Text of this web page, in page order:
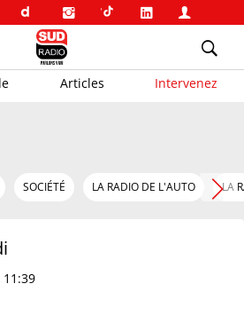
Articles Intervenez
SOCIÉTÉ LA RADIO DE L'AUTO LA